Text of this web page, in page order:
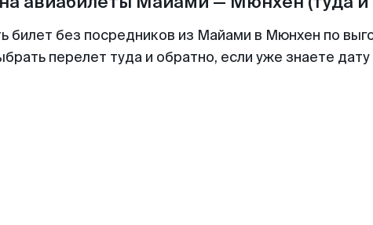
билет без посредников из Майами в Мюнхен по
перелет туда и обратно, если уже знаете